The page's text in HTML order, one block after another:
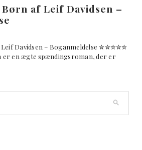
af Leif Davidsen –
Davidsen – Boganmeldelse ✮✮✮✮✮
en ægte spændingsroman, der er